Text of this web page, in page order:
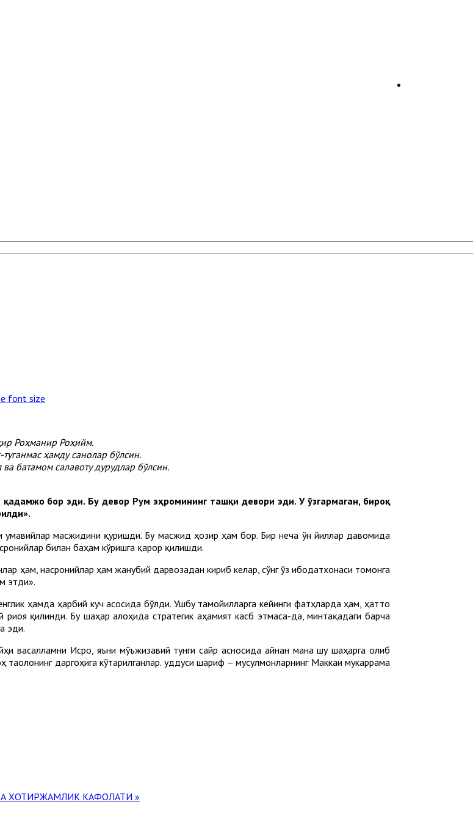
Роҳманир Роҳийм.
ҳамду санолар бўлсин.
батамом салавоту дурудлар бўлсин.
бор эди. Бу девор Рум эҳромининг ташқи девори эди. У ўзгармаган, бироқ
масжидини қуришди. Бу масжид ҳозир ҳам бор. Бир неча ўн йиллар давомида
билан баҳам кўришга қарор қилишди.
ҳам, насронийлар ҳам жанубий дарвозадан кириб келар, сўнг ўз ибодатхонаси томонга
этди».
ҳамда ҳарбий куч асосида бўлди. Ушбу тамойилларга кейинги фатҳларда ҳам, ҳатто
қилинди. Бу шаҳар алоҳида ­стратегик аҳамият касб этмаса-да, минтақадаги барча
эди.
васалламни Исро, яъни мўъжизавий тунги сайр асносида айнан мана шу шаҳарга олиб
даргоҳига кўтарилганлар. Қуддуси шариф – мусулмонларнинг Маккаи мукаррама
ХОТИРЖАМЛИК КАФОЛАТИ »